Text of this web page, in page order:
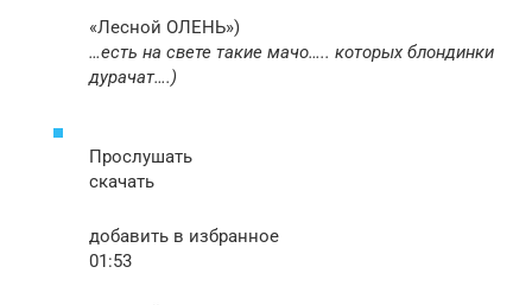
«Лесной ОЛЕНЬ»)
…есть на свете такие мачо….. которых блондинки
дурачат….)
Прослушать
скачать
добавить в избранное
01:53